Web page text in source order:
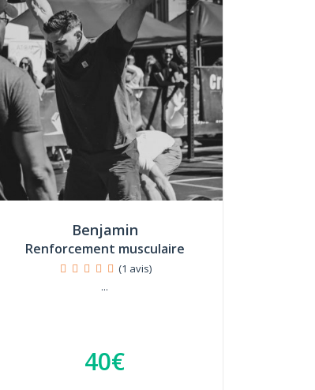
Benjamin
Renforcement musculaire
(1 avis)
...
40€